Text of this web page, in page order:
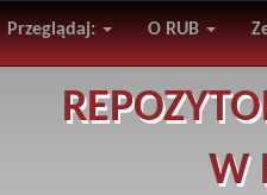
Przeglądaj: O RUB
W